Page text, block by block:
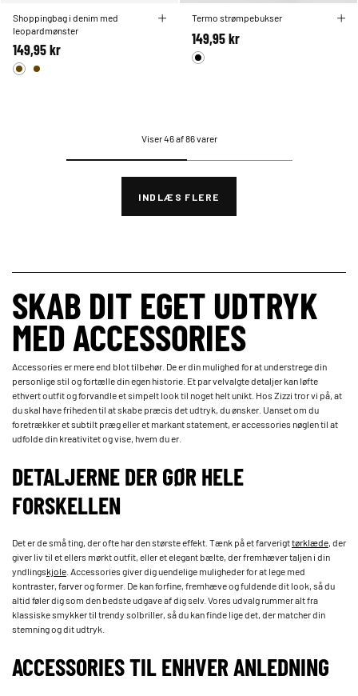
Shoppingbag i denim med
leopardmønster
149,95 kr
Termo strømpebukser
149,95 kr
Viser 46 af 86 varer
INDLÆS FLERE
SKAB DIT EGET UDTRYK
MED ACCESSORIES
Accessories er mere end blot tilbehør. De er din mulighed for at understrege din
personlige stil og fortælle din egen historie. Et par velvalgte detaljer kan løfte
ethvert outfit og forvandle et simpelt look til noget helt unikt. Hos Zizzi tror vi på, at
du skal have friheden til at skabe præcis det udtryk, du ønsker. Uanset om du
foretrækker et subtilt præg eller et markant statement, er accessories nøglen til at
udfolde din kreativitet og vise, hvem du er.
DETALJERNE DER GØR HELE
FORSKELLEN
Det er de små ting, der ofte har den største effekt. Tænk på et farverigttørklæde, der
giver liv til et ellers mørkt outfit, eller et elegant bælte, der fremhæver taljen i din
yndlingskjole . Accessories giver dig uendelige muligheder for at lege med
kontraster, farver og former. De kan forfine, fremhæve og fuldende dit look, så du
altid føler dig som den bedste udgave af dig selv. Vores udvalg rummer alt fra
klassiske smykker til trendy solbriller, så du kan finde lige det, der matcher din
stemning og dit udtryk.
ACCESSORIES TIL ENHVER ANLEDNING